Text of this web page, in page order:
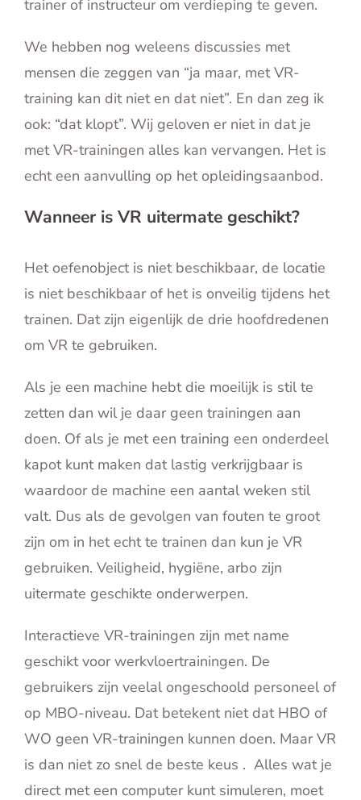
trainer of instructeur om verdieping te geven.
We hebben nog weleens discussies met
mensen die zeggen van “ja maar, met VR-
training kan dit niet en dat niet”. En dan zeg ik
ook: “dat klopt”. Wij geloven er niet in dat je
met VR-trainingen alles kan vervangen. Het is
echt een aanvulling op het opleidingsaanbod.
Wanneer is VR uitermate geschikt?
Het oefenobject is niet beschikbaar, de locatie
is niet beschikbaar of het is onveilig tijdens het
trainen. Dat zijn eigenlijk de drie hoofdredenen
om VR te gebruiken.
Als je een machine hebt die moeilijk is stil te
zetten dan wil je daar geen trainingen aan
doen. Of als je met een training een onderdeel
kapot kunt maken dat lastig verkrijgbaar is
waardoor de machine een aantal weken stil
valt. Dus als de gevolgen van fouten te groot
zijn om in het echt te trainen dan kun je VR
gebruiken. Veiligheid, hygiëne, arbo zijn
uitermate geschikte onderwerpen.
Interactieve VR-trainingen zijn met name
geschikt voor werkvloertrainingen. De
gebruikers zijn veelal ongeschoold personeel of
op MBO-niveau. Dat betekent niet dat HBO of
WO geen VR-trainingen kunnen doen. Maar VR
is dan niet zo snel de beste keus . Alles wat je
direct met een computer kunt simuleren, moet